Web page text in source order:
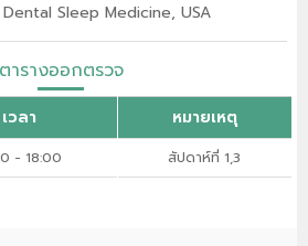
Sleep Medicine, USA
ตารางออกตรวจ
เวลา หมายเหตุ
- 18:00 สัปดาห์ที่ 1,3